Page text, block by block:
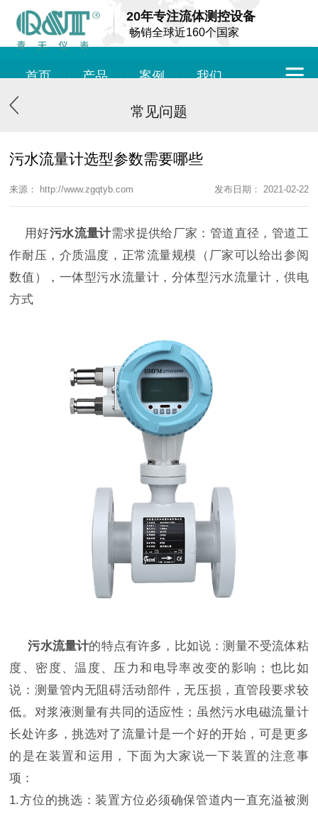
20年专注流体测控设备
畅销全球近160个国家
首页 产品 案例 我们
常见问题
污水流量计选型参数需要哪些
来源： http://www.zgqtyb.com 发布日期： 2021-02-22
用好污水流量计需求提供给厂家：管道直径，管道工
作耐压，介质温度，正常流量规模（厂家可以给出参阅
数值），一体型污水流量计，分体型污水流量计，供电
方式
污水流量计的特点有许多，比如说：测量不受流体粘
度、密度、温度、压力和电导率改变的影响；也比如
说：测量管内无阻碍活动部件，无压损，直管段要求较
低。对浆液测量有共同的适应性；虽然污水电磁流量计
长处许多，挑选对了流量计是一个好的开始，可是更多
的是在装置和运用，下面为大家说一下装置的注意事
项：
1.方位的挑选：装置方位必须确保管道内一直充溢被测